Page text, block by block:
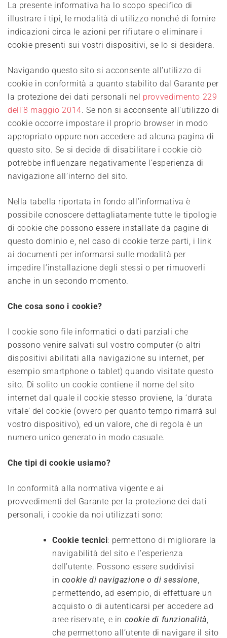
La presente informativa ha lo scopo specifico di
illustrare i tipi, le modalità di utilizzo nonché di fornire
indicazioni circa le azioni per rifiutare o eliminare i
cookie presenti sui vostri dispositivi, se lo si desidera.
Navigando questo sito si acconsente all’utilizzo di
cookie in conformità a quanto stabilito dal Garante per
la protezione dei dati personali nel provvedimento 229
dell’8 maggio 2014. Se non si acconsente all’utilizzo di
cookie occorre impostare il proprio browser in modo
appropriato oppure non accedere ad alcuna pagina di
questo sito. Se si decide di disabilitare i cookie ciò
potrebbe influenzare negativamente l’esperienza di
navigazione all’interno del sito.
Nella tabella riportata in fondo all’informativa è
possibile conoscere dettagliatamente tutte le tipologie
di cookie che possono essere installate da pagine di
questo dominio e, nel caso di cookie terze parti, i link
ai documenti per informarsi sulle modalità per
impedire l’installazione degli stessi o per rimuoverli
anche in un secondo momento.
Che cosa sono i cookie?
I cookie sono file informatici o dati parziali che
possono venire salvati sul vostro computer (o altri
dispositivi abilitati alla navigazione su internet, per
esempio smartphone o tablet) quando visitate questo
sito. Di solito un cookie contiene il nome del sito
internet dal quale il cookie stesso proviene, la ‘durata
vitale’ del cookie (ovvero per quanto tempo rimarrà sul
vostro dispositivo), ed un valore, che di regola è un
numero unico generato in modo casuale.
Che tipi di cookie usiamo?
In conformità alla normativa vigente e ai
provvedimenti del Garante per la protezione dei dati
personali, i cookie da noi utilizzati sono:
Cookie tecnici: permettono di migliorare la
navigabilità del sito e l’esperienza
dell’utente. Possono essere suddivisi
in cookie di navigazione o di sessione,
permettendo, ad esempio, di effettuare un
acquisto o di autenticarsi per accedere ad
aree riservate, e in cookie di funzionalità,
che permettono all’utente di navigare il sito